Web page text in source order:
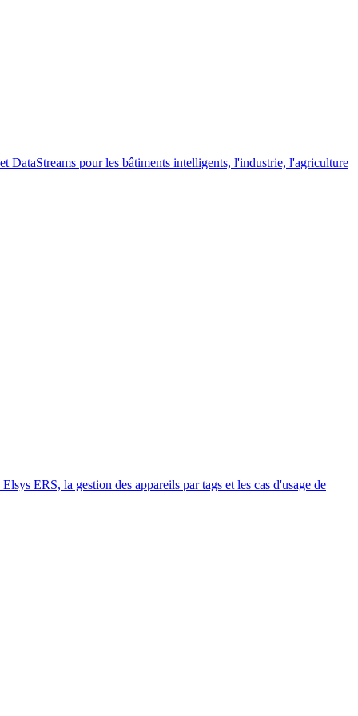
pour les bâtiments intelligents, l'industrie, l'agriculture
ERS, la gestion des appareils par tags et les cas d'usage de